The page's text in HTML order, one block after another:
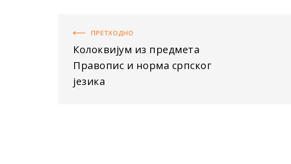
ПРЕТХОДНO
Колоквијум из предмета
Правопис и норма српског
језика